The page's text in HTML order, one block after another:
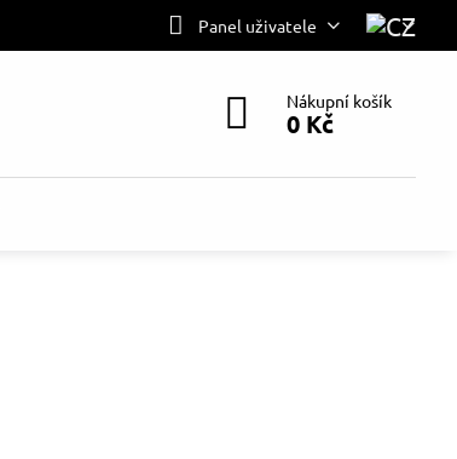
Panel uživatele
Nákupní košík
0 Kč